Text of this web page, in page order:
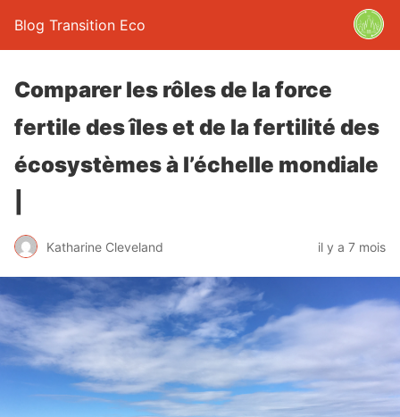
Blog Transition Eco
Comparer les rôles de la force
fertile des îles et de la fertilité des
écosystèmes à l’échelle mondiale
Katharine Cleveland il y a 7 mois